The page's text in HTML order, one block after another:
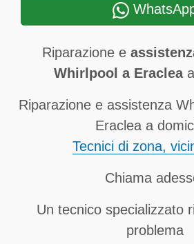
Riparazione e
Whirlpool a Eracleaa
Riparazione e assistenza
Eraclea a
Tecnici di zona,
Chiama
Un tecnico specializzato
problema